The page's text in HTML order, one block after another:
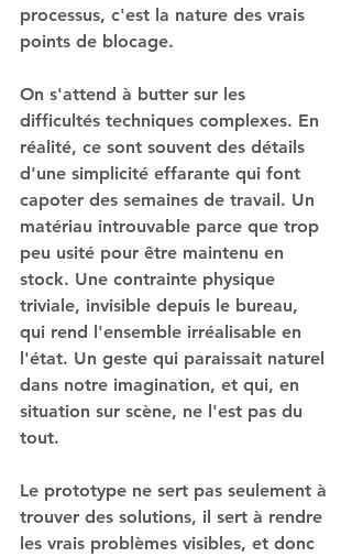
processus, c'est la nature des vrais
points de blocage.
On s'attend à butter sur les
difficultés techniques complexes. En
réalité, ce sont souvent des détails
d'une simplicité effarante qui font
capoter des semaines de travail. Un
matériau introuvable parce que trop
peu usité pour être maintenu en
stock. Une contrainte physique
triviale, invisible depuis le bureau,
qui rend l'ensemble irréalisable en
l'état. Un geste qui paraissait naturel
dans notre imagination, et qui, en
situation sur scène, ne l'est pas du
tout.
Le prototype ne sert pas seulement à
trouver des solutions, il sert à rendre
les vrais problèmes visibles, et donc